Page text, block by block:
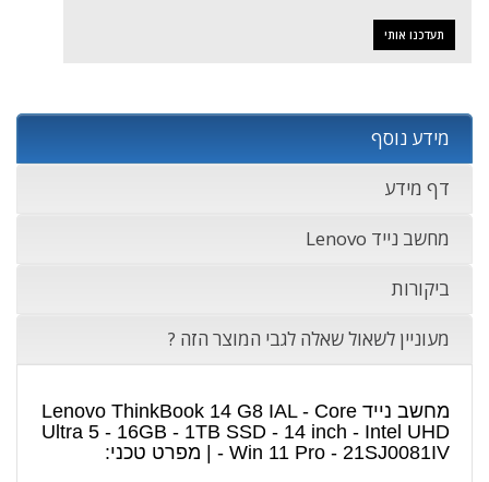
מידע נוסף
דף מידע
מחשב נייד Lenovo
ביקורות
מעוניין לשאול שאלה לגבי המוצר הזה ?
מחשב נייד Lenovo ThinkBook 14 G8 IAL - Core
Ultra 5 - 16GB - 1TB SSD - 14 inch - Intel UHD
- Win 11 Pro - 21SJ0081IV | מפרט טכני: